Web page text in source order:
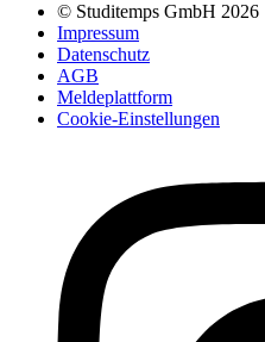
© Studitemps GmbH 2026
Impressum
Datenschutz
AGB
Meldeplattform
Cookie-Einstellungen